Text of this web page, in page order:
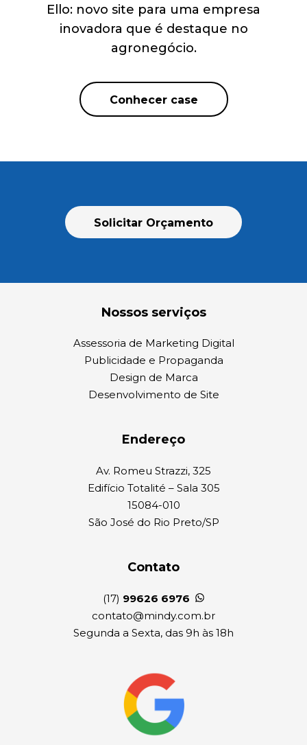
Ello: novo site para uma empresa
inovadora que é destaque no
agronegócio.
Conhecer case
Solicitar Orçamento
Nossos serviços
Assessoria de Marketing Digital
Publicidade e Propaganda
Design de Marca
Desenvolvimento de Site
Endereço
Av. Romeu Strazzi, 325
Edifício Totalité – Sala 305
15084-010
São José do Rio Preto/SP
Contato
(17) 99626 6976
contato@mindy.com.br
Segunda a Sexta, das 9h às 18h